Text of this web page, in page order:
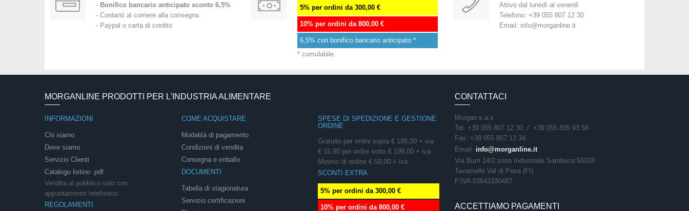
- Bonifico bancario anticipato sconto 6,5%
- Contanti al corriere alla consegna
- Paypal o carta di credito
5% per ordini da 300,00 €
10% per ordini da 800,00 €
6,5% con bonifico bancario anticipato *
* cumulabile
Attivo dal lunedì al venerdì
Telefono: +39 055 807 12 30
Email: info@morganline.it
MORGANLINE PRODOTTI PER L'INDUSTRIA ALIMENTARE
INFORMAZIONI
Chi siamo
Dove siamo
Servizio Clienti
Catalogo listino .pdf
Vendita al pubblico solo con
appuntamento telefonico.
REGOLAMENTI
COME ACQUISTARE
Modalità di pagamento
Condizioni di vendita
Consegna e imballo
DOCUMENTI
Tabella di stagionatura
Servizio certificazioni
SPESE DI SPEDIZIONE E GESTIONE
ORDINE
Gratuito per ordini sopra € 199,00 + iva
€ 15,90 per ordini sotto € 199,00 + iva
Minimo di ordine € 59,00 + iva
SCONTI EXTRA
5% per ordini da 300,00 €
10% per ordini da 800,00 €
CONTATTACI
Morgan s.a.s
Tel. +39 055 807 12 30 / +39 055 805 93 58
Fax: +39 055 807 13 34
Email: info@morganline.it
Via Burri 14/2 zona Industriale Sambuca 50028
Tavarnelle Val di Pesa (FI)
P.IVA 03643330487
ACCETTIAMO PAGAMENTI